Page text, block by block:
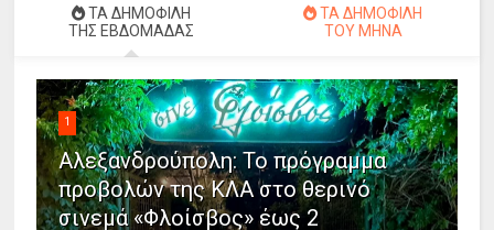
ΤΑ ΔΗΜΟΦΙΛΗ
ΤΗΣ ΕΒΔΟΜΑΔΑΣ
ΤΑ ΔΗΜΟΦΙΛΗ
ΤΟΥ ΜΗΝΑ
1
Αλεξανδρούπολη: Το πρόγραμμα
προβολών της ΚΛΑ στο θερινό
σινεμά «Φλοίσβος» έως 2